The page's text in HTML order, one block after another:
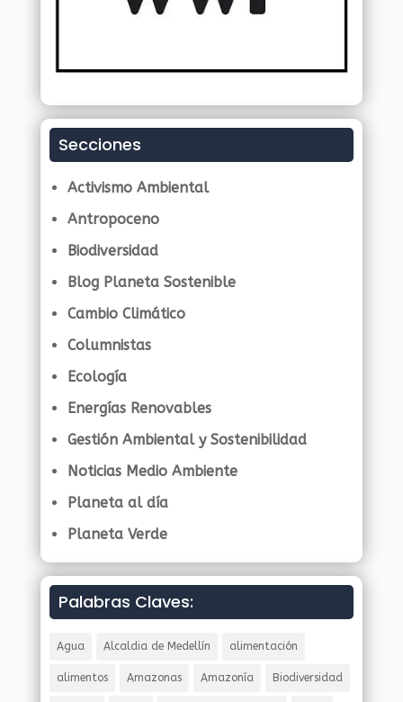
Secciones
Activismo Ambiental
Antropoceno
Biodiversidad
Blog Planeta Sostenible
Cambio Climático
Columnistas
Ecología
Energías Renovables
Gestión Ambiental y Sostenibilidad
Noticias Medio Ambiente
Planeta al día
Planeta Verde
Palabras Claves:
Agua Alcaldia de Medellín alimentación
alimentos Amazonas Amazonía Biodiversidad